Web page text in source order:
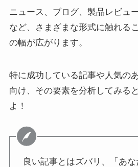
ニュース、ブログ、製品レビュ
など、さまざまな形式に触れる
の幅が広がります。
特に成功している記事や人気の
向け、その要素を分析してみる
よ！
良い記事とはズバリ、「あ